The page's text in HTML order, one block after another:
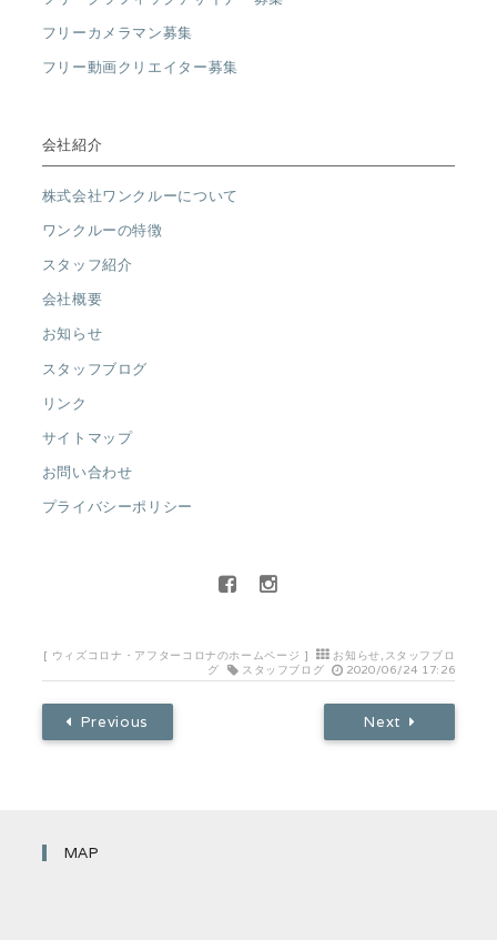
フリーカメラマン募集
フリー動画クリエイター募集
会社紹介
株式会社ワンクルーについて
ワンクルーの特徴
スタッフ紹介
会社概要
お知らせ
スタッフブログ
リンク
サイトマップ
お問い合わせ
プライバシーポリシー
[ ウィズコロナ・アフターコロナのホームページ ] お知らせ, スタッフブロ
グ
スタッフブログ 2020/06/24 17:26
Previous Next
MAP